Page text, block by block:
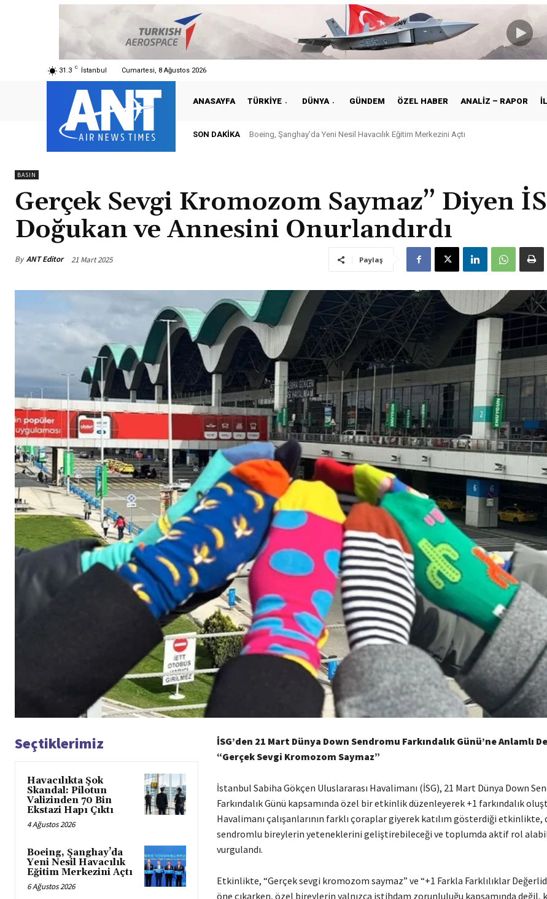
31.3 C İstanbul Cumartesi, 8 Ağustos 2026
ANASAYFA TÜRKIYE DÜNYA GÜNDEM ÖZEL HABER ANALIZ – RAPOR
SON DAKIKA Türkiye ile Vietnam Arasında Hava Ulaştırmasında Yeni Dönem
BASIN
Gerçek Sevgi Kromozom Saymaz” Diyen
Doğukan ve Annesini Onurlandırdı
By ANT Editor 21 Mart 2025 Paylaş
Seçtiklerimiz
Havacılıkta Şok
Skandal: Pilotun
Valizinden 70 Bin
Ekstazi Hapı Çıktı
4 Ağustos 2026
Boeing, Şanghay’da
Yeni Nesil Havacılık
Eğitim Merkezini Açtı
6 Ağustos 2026
İSG’den 21 Mart Dünya Down Sendromu Farkındalık Günü’ne Anlamlı
“Gerçek Sevgi Kromozom Saymaz”
İstanbul Sabiha Gökçen Uluslararası Havalimanı (İSG), 21 Mart Dünya Down
Farkındalık Günü kapsamında özel bir etkinlik düzenleyerek +1 farkındalık
Havalimanı çalışanlarının farklı çoraplar giyerek katılım gösterdiği etkinlikte,
sendromlu bireylerin yeteneklerini geliştirebileceği ve toplumda aktif rol
vurgulandı.
Etkinlikte, “Gerçek sevgi kromozom saymaz” ve “+1 Farkla Farklılıklar
öne çıkarken, özel bireylerin yalnızca istihdam zorunluluğu kapsamında değil,